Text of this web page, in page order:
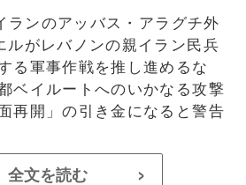
ランのアッバス・アラグチ外
ルがレバノンの親イラン民兵
る軍事作戦を推し進めるな
ベイルートへのいかなる攻撃
再開」の引き金になると警告
全文を読む >